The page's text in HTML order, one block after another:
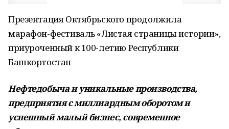
Презентация Октябрьского продолжила
марафон-фестиваль «Листая страницы истории»,
приуроченный к 100-летию Республики
Башкортостан
Нефтедобыча и уникальные производства,
предприятия с миллиардным оборотом и
успешный малый бизнес, современное